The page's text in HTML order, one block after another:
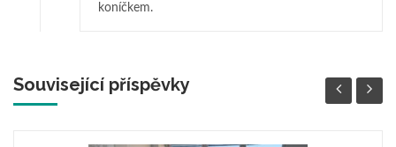
koníčkem.
Související příspěvky